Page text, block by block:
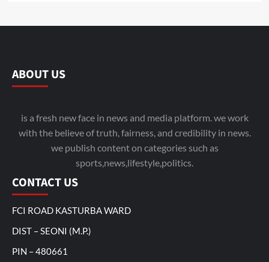
ABOUT US
is a fresh new face in news and media platform. we work
with the believe of truth, fairness, and credibility in news.
we publish content on categories such as
sports,news,lifestyle,politics.
CONTACT US
FCI ROAD KASTURBA WARD
DIST – SEONI (M.P.)
PIN – 480661